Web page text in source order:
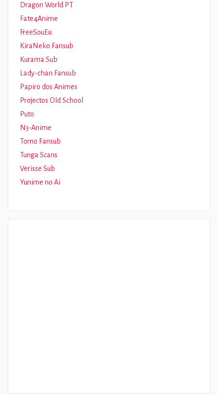
Dragon World PT
Fate4Anime
FreeSouEu
KiraNeko Fansub
Kurama Sub
Lady-chan Fansub
Papiro dos Animes
Projectos Old School
Puto
N3-Anime
Tomo Fansub
Tunga Scans
Verisse Sub
Yunime no Ai